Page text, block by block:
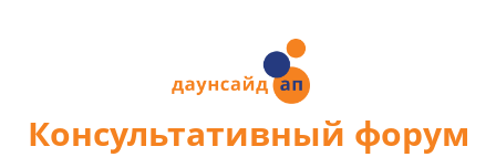
Консультативный форум